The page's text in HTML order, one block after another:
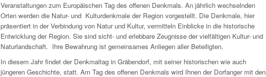
Veranstaltungen zum Europäischen Tag des offenen Denkmals. An jährlich wechselnden
Orten werden die Natur- und Kulturdenkmale der Region vorgestellt. Die Denkmale, hier
präsentiert in der Verbindung von Natur und Kultur, vermitteln Einblicke in die historische
Entwicklung der Region. Sie sind sicht- und erlebbare Zeugnisse der vielfältigen Kultur- und
Naturlandschaft. Ihre Bewahrung ist gemeinsames Anliegen aller Beteiligten.
In diesem Jahr findet der Denkmaltag in Gräbendorf, mit seiner historischen wie auch
jüngeren Geschichte, statt. Am Tag des offenen Denkmals wird Ihnen der Dorfanger mit den